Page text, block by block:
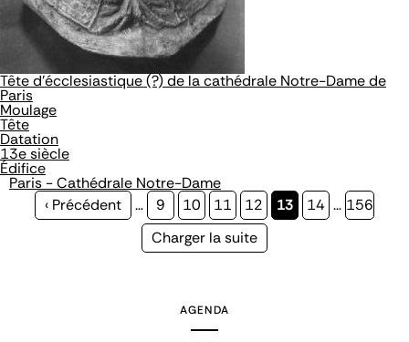
Tête d'écclesiastique (?) de la cathédrale Notre-Dame de
Paris
Moulage
Tête
Datation
13e siècle
Édifice
Paris - Cathédrale Notre-Dame
Page
‹ Précédent … Page
9 Page
10 Page
11 Page
12
Page
13 Page
14 … Page
156
Page
Charger la suite
AGENDA